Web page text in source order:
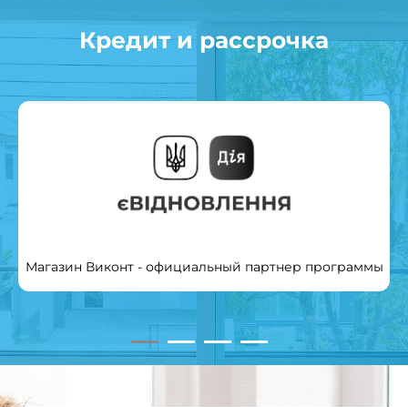
Кредит и рассрочка
Магазин Виконт - официальный партнер программы